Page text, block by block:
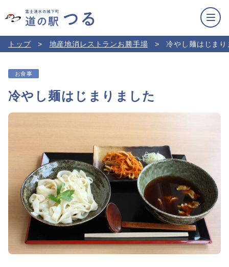
トップ 地産地消レストランお勝手場 冷やし麺はじまり
お食事
冷やし麺はじまりました